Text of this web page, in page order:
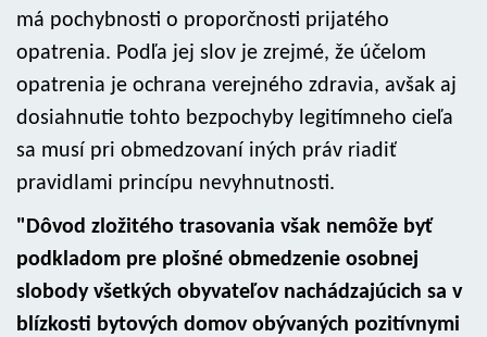
má pochybnosti o proporčnosti prijatého
opatrenia. Podľa jej slov je zrejmé, že účelom
opatrenia je ochrana verejného zdravia, avšak aj
dosiahnutie tohto bezpochyby legitímneho cieľa
sa musí pri obmedzovaní iných práv riadiť
pravidlami princípu nevyhnutnosti.
"Dôvod zložitého trasovania však nemôže byť
podkladom pre plošné obmedzenie osobnej
slobody všetkých obyvateľov nachádzajúcich sa v
blízkosti bytových domov obývaných pozitívnymi